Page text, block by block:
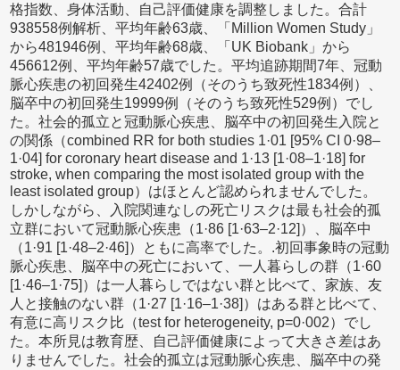
格指数、身体活動、自己評価健康を調整しました。合計
938558例解析、平均年齢63歳、「Million Women Study」
から481946例、平均年齢68歳、「UK Biobank」から
456612例、平均年齢57歳でした。平均追跡期間7年、冠動
脈心疾患の初回発生42402例（そのうち致死性1834例）、
脳卒中の初回発生19999例（そのうち致死性529例）でし
た。社会的孤立と冠動脈心疾患、脳卒中の初回発生入院と
の関係（combined RR for both studies 1·01 [95% CI 0·98–
1·04] for coronary heart disease and 1·13 [1·08–1·18] for
stroke, when comparing the most isolated group with the
least isolated group）はほとんど認められませんでした。
しかしながら、入院関連なしの死亡リスクは最も社会的孤
立群において冠動脈心疾患（1·86 [1·63–2·12]）、脳卒中
（1·91 [1·48–2·46]）ともに高率でした。.初回事象時の冠動
脈心疾患、脳卒中の死亡において、一人暮らしの群（1·60
[1·46–1·75]）は一人暮らしではない群と比べて、家族、友
人と接触のない群（1·27 [1·16–1·38]）はある群と比べて、
有意に高リスク比（test for heterogeneity, p=0·002）でし
た。本所見は教育歴、自己評価健康によって大きさ差はあ
りませんでした。社会的孤立は冠動脈心疾患、脳卒中の発